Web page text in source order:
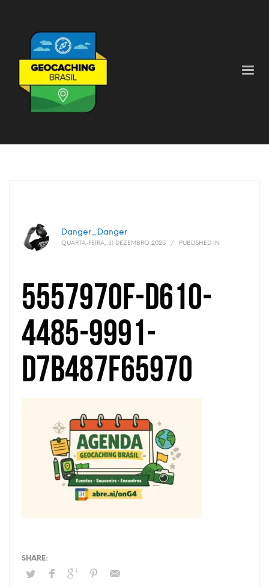
Danger_Danger
QUARTA-FEIRA, 31 DEZEMBRO 2025 / PUBLISHED IN
5557970f-d610-
4485-9991-
d7b487f65970